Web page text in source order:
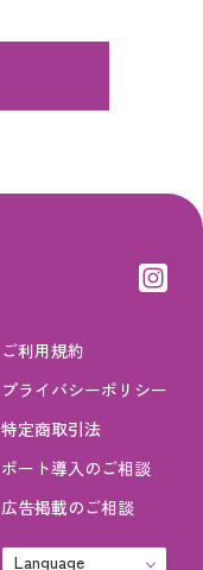
ご利用規約
プライバシーポリシー
特定商取引法
ポート導入のご相談
広告掲載のご相談
Language